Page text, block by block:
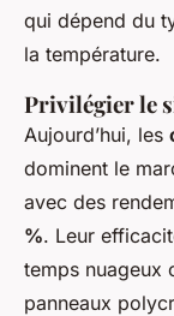
qui dépend du
la température.
Privilégier le
Aujourd’hui, les
dominent le
avec des
%. Leur
temps nuageux
panneaux